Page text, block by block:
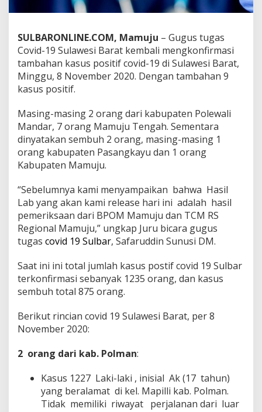
s
a
r
a
,
o
v
e
m
b
2
0
2
0
SULBARONLINE.COM, Mamuju – Gugus tugas
Covid-19 Sulawesi Barat kembali mengkonfirmasi
tambahan kasus positif covid-19 di Sulawesi Barat,
Minggu, 8 November 2020. Dengan tambahan 9
kasus positif.
Masing-masing 2 orang dari kabupaten Polewali
Mandar, 7 orang Mamuju Tengah. Sementara
dinyatakan sembuh 2 orang, masing-masing 1
orang kabupaten Pasangkayu dan 1 orang
Kabupaten Mamuju.
“Sebelumnya kami menyampaikan bahwa Hasil
Lab yang akan kami release hari ini adalah hasil
pemeriksaan dari BPOM Mamuju dan TCM RS
Regional Mamuju,” ungkap Juru bicara gugus
tugas covid 19 Sulbar, Safaruddin Sunusi DM.
Saat ini ini total jumlah kasus postif covid 19 Sulbar
terkonfirmasi sebanyak 1235 orang, dan kasus
sembuh total 875 orang.
Berikut rincian covid 19 Sulawesi Barat, per 8
November 2020:
2 orang dari kab. Polman:
Kasus 1227 Laki-laki , inisial Ak (17 tahun)
yang beralamat di kel. Mapilli kab. Polman.
Tidak memiliki riwayat perjalanan dari luar